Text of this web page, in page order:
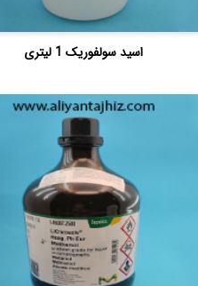
اسید سولفوریک 1 لیتری